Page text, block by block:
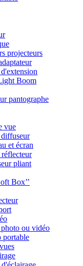
projecteurs
Boom
pantographe
vue
et écran
pliant
Box’’
ou vidéo
portable